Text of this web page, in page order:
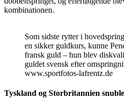
kombinationen.
Som sidste rytter i
en sikker guldkurs, kunne
fransk guld – hun blev
guldet svensk efter
www.sportfotos-lafrentz.de
Tyskland og Storbritannien